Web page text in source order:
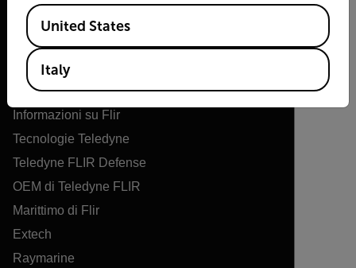
Flir
Informazioni su Flir
Tecnologie Teledyne
Teledyne FLIR Defense
OEM di Teledyne FLIR
Marittimo di Flir
Extech
Raymarine
Available Locations
United States
Italy